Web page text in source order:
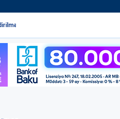
üzrə hərrac yekunlaşmışdır